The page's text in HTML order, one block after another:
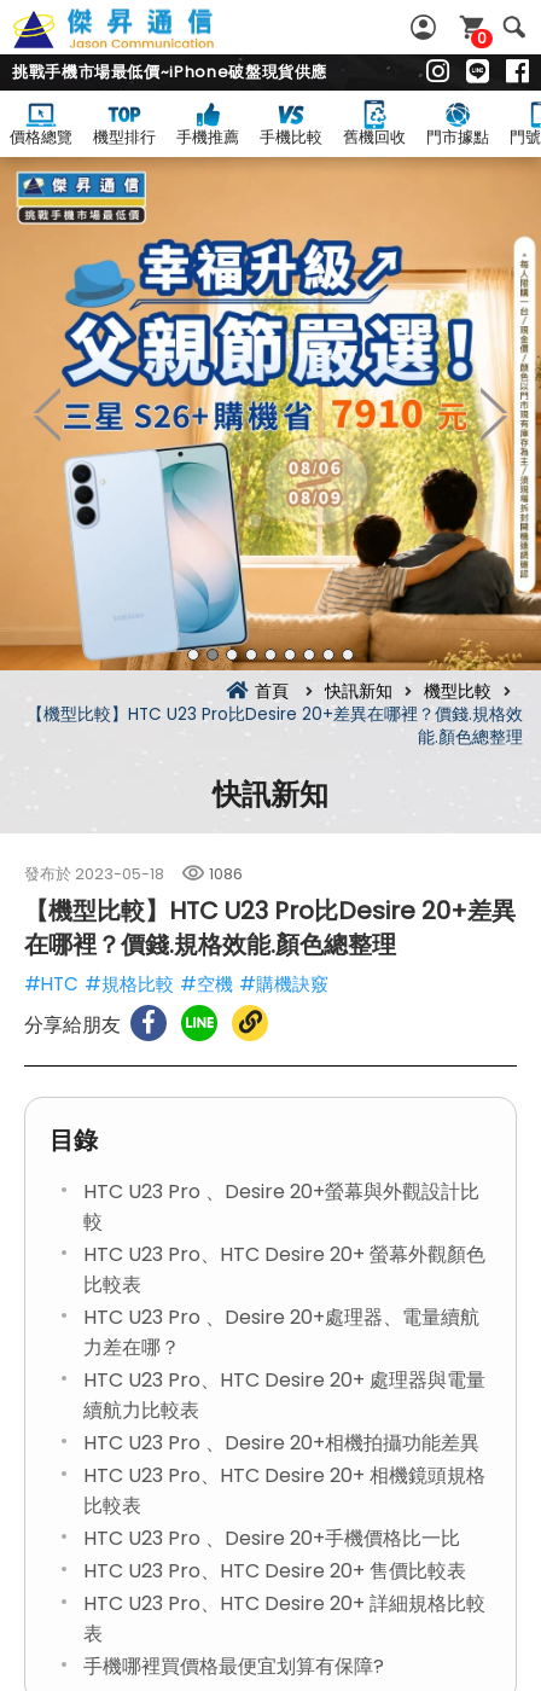
0
挑戰手機市場最低價~iPhone破盤現貨供應
價格總覽 機型排行 手機推薦 手機比較 舊機回收 門市據點 門
首頁 快訊新知
機型比較
【機型比較】HTC U23 Pro比Desire 20+差異在哪裡？價錢.規格效
能.顏色總整理
快訊新知
發布於 2023-05-18 1086
【機型比較】HTC U23 Pro比Desire 20+差異
在哪裡？價錢.規格效能.顏色總整理
#HTC #規格比較 #空機 #購機訣竅
分享給朋友
目錄
HTC U23 Pro 、Desire 20+螢幕與外觀設計比
較
HTC U23 Pro、HTC Desire 20+ 螢幕外觀顏色
比較表
HTC U23 Pro 、Desire 20+處理器、電量續航
力差在哪？
HTC U23 Pro、HTC Desire 20+ 處理器與電量
續航力比較表
HTC U23 Pro 、Desire 20+相機拍攝功能差異
HTC U23 Pro、HTC Desire 20+ 相機鏡頭規格
比較表
HTC U23 Pro 、Desire 20+手機價格比一比
HTC U23 Pro、HTC Desire 20+ 售價比較表
HTC U23 Pro、HTC Desire 20+ 詳細規格比較
表
手機哪裡買價格最便宜划算有保障?